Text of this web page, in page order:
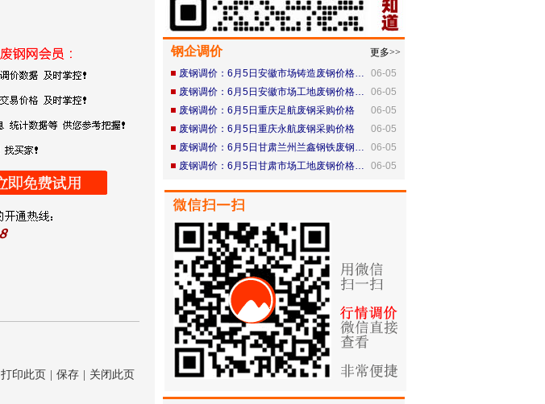
打印此页 保存 关闭此页
更多>>
钢企调价
06-05
废钢调价：6月5日安徽市场铸造废钢价格…
06-05
废钢调价：6月5日安徽市场工地废钢价格…
06-05
废钢调价：6月5日重庆足航废钢采购价格
06-05
废钢调价：6月5日重庆永航废钢采购价格
06-05
废钢调价：6月5日甘肃兰州兰鑫钢铁废钢…
06-05
废钢调价：6月5日甘肃市场工地废钢价格…